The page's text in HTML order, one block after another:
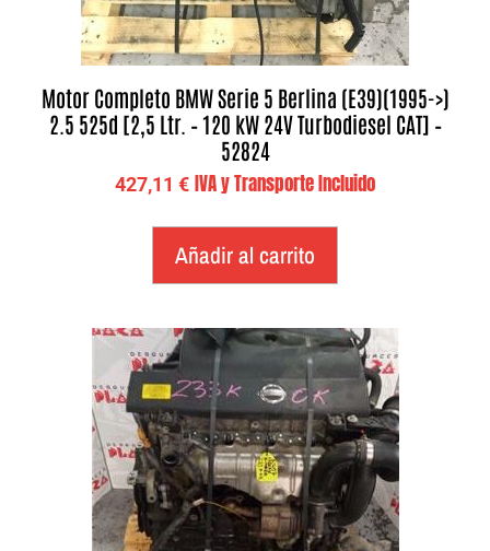
Motor Completo BMW Serie 5 Berlina (E39)(1995->)
2.5 525d [2,5 Ltr. – 120 kW 24V Turbodiesel CAT] –
52824
427,11 € IVA y Transporte Incluido
Añadir al carrito